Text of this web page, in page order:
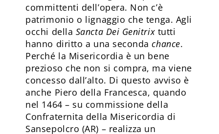
committenti dell’opera. Non c’è
patrimonio o lignaggio che tenga. Agli
occhi della Sancta Dei Genitrix tutti
hanno diritto a una secondachance.
Perché la Misericordia è un bene
prezioso che non si compra, ma viene
concesso dall’alto. Di questo avviso è
anche Piero della Francesca, quando
nel 1464 – su commissione della
Confraternita della Misericordia di
Sansepolcro (AR) – realizza un